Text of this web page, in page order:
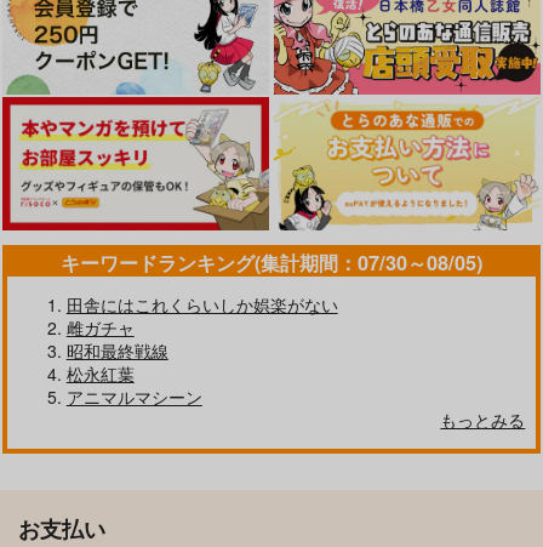
キーワードランキング(集計期間：07/30～08/05)
田舎にはこれくらいしか娯楽がない
雌ガチャ
昭和最終戦線
松永紅葉
アニマルマシーン
もっとみる
お支払い